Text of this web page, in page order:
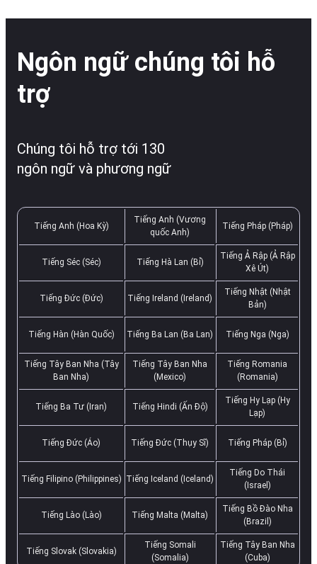
Ngôn ngữ chúng tôi hỗ
trợ
Chúng tôi hỗ trợ tới 130
ngôn ngữ và phương ngữ
Tiếng Anh (Hoa Kỳ)
Tiếng Anh (Vương
quốc Anh)
Tiếng Pháp (Pháp)
Tiếng Séc (Séc) Tiếng Hà Lan (Bỉ)
Tiếng Ả Rập (Ả Rập
Xê Út)
Tiếng Đức (Đức) Tiếng Ireland (Ireland)
Tiếng Nhật (Nhật
Bản)
Tiếng Hàn (Hàn Quốc) Tiếng Ba Lan (Ba Lan) Tiếng Nga (Nga)
Tiếng Tây Ban Nha (Tây
Ban Nha)
Tiếng Tây Ban Nha
(Mexico)
Tiếng Romania
(Romania)
Tiếng Ba Tư (Iran) Tiếng Hindi (Ấn Độ)
Tiếng Hy Lạp (Hy
Lạp)
Tiếng Đức (Áo) Tiếng Đức (Thụy Sĩ) Tiếng Pháp (Bỉ)
Tiếng Filipino (Philippines) Tiếng Iceland (Iceland)
Tiếng Do Thái
(Israel)
Tiếng Lào (Lào) Tiếng Malta (Malta)
Tiếng Bồ Đào Nha
(Brazil)
Tiếng Slovak (Slovakia)
Tiếng Somali
(Somalia)
Tiếng Tây Ban Nha
(Cuba)